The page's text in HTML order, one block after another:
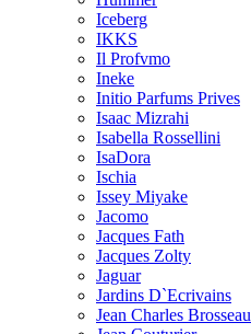
Iceberg
IKKS
Il Profvmo
Ineke
Initio Parfums Prives
Isaac Mizrahi
Isabella Rossellini
IsaDora
Ischia
Issey Miyake
Jacomo
Jacques Fath
Jacques Zolty
Jaguar
Jardins D`Ecrivains
Jean Charles Brosseau